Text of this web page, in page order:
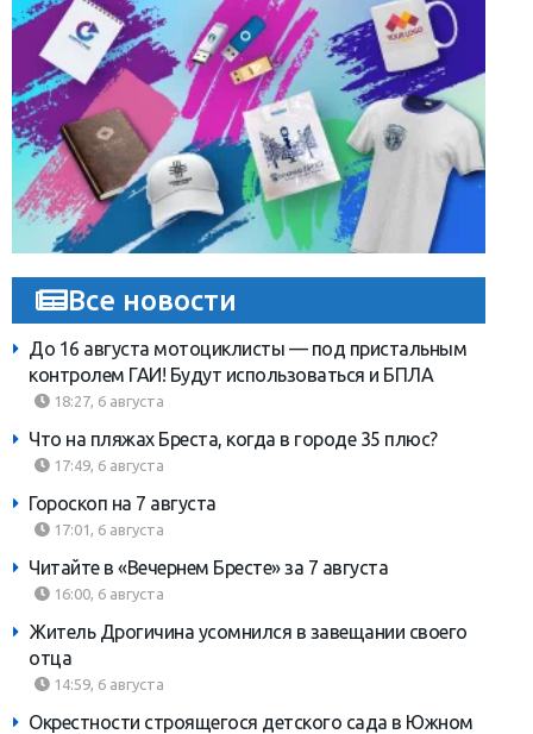
Все новости
До 16 августа мотоциклисты — под пристальным
контролем ГАИ! Будут использоваться и БПЛА
18:27, 6 августа
Что на пляжах Бреста, когда в городе 35 плюс?
17:49, 6 августа
Гороскоп на 7 августа
17:01, 6 августа
Читайте в «Вечернем Бресте» за 7 августа
16:00, 6 августа
Житель Дрогичина усомнился в завещании своего
отца
14:59, 6 августа
Окрестности строящегося детского сада в Южном